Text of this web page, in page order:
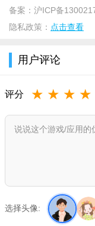
哔哩哔哩2019无
效吊炸天，让主播对
诱。
【便捷入驻】：支
高清视频剪辑
备案： 沪ICP备
隐私政策： 点击查看
用户评论
评分 ★ ★ ★ ★
选择头像: